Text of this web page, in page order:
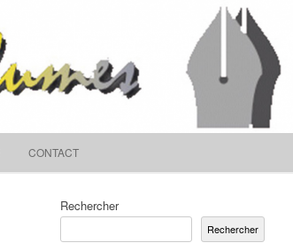
CONTACT
Rechercher
Rechercher